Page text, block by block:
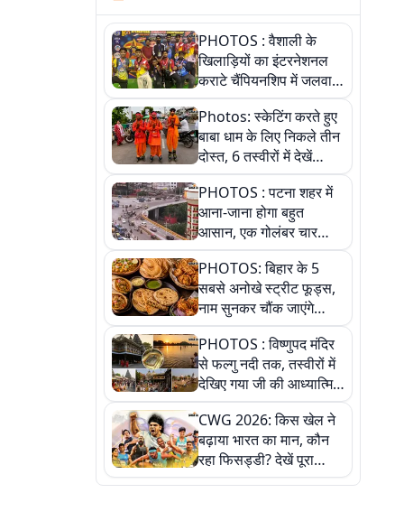
PHOTOS : वैशाली के
खिलाड़ियों का इंटरनेशनल
कराटे चैंपियनशिप में जलवा,
जीते 9 पदक, पांच तस्वीर से
देखिए पूरा खेल
Photos: स्केटिंग करते हुए
बाबा धाम के लिए निकले तीन
दोस्त, 6 तस्वीरों में देखें
आस्था और जुनून की कहानी
PHOTOS : पटना शहर में
आना-जाना होगा बहुत
आसान, एक गोलंबर चार
फ्लाईओवर को जोड़ेगा
PHOTOS: बिहार के 5
सबसे अनोखे स्ट्रीट फूड्स,
नाम सुनकर चौंक जाएंगे
लेकिन स्वाद ऐसा कि बार-बार
खाने का करेगा मन
PHOTOS : विष्णुपद मंदिर
से फल्गु नदी तक, तस्वीरों में
देखिए गया जी की आध्यात्मिक
पहचान
CWG 2026: किस खेल ने
बढ़ाया भारत का मान, कौन
रहा फिसड्डी? देखें पूरा
रिपोर्ट कार्ड